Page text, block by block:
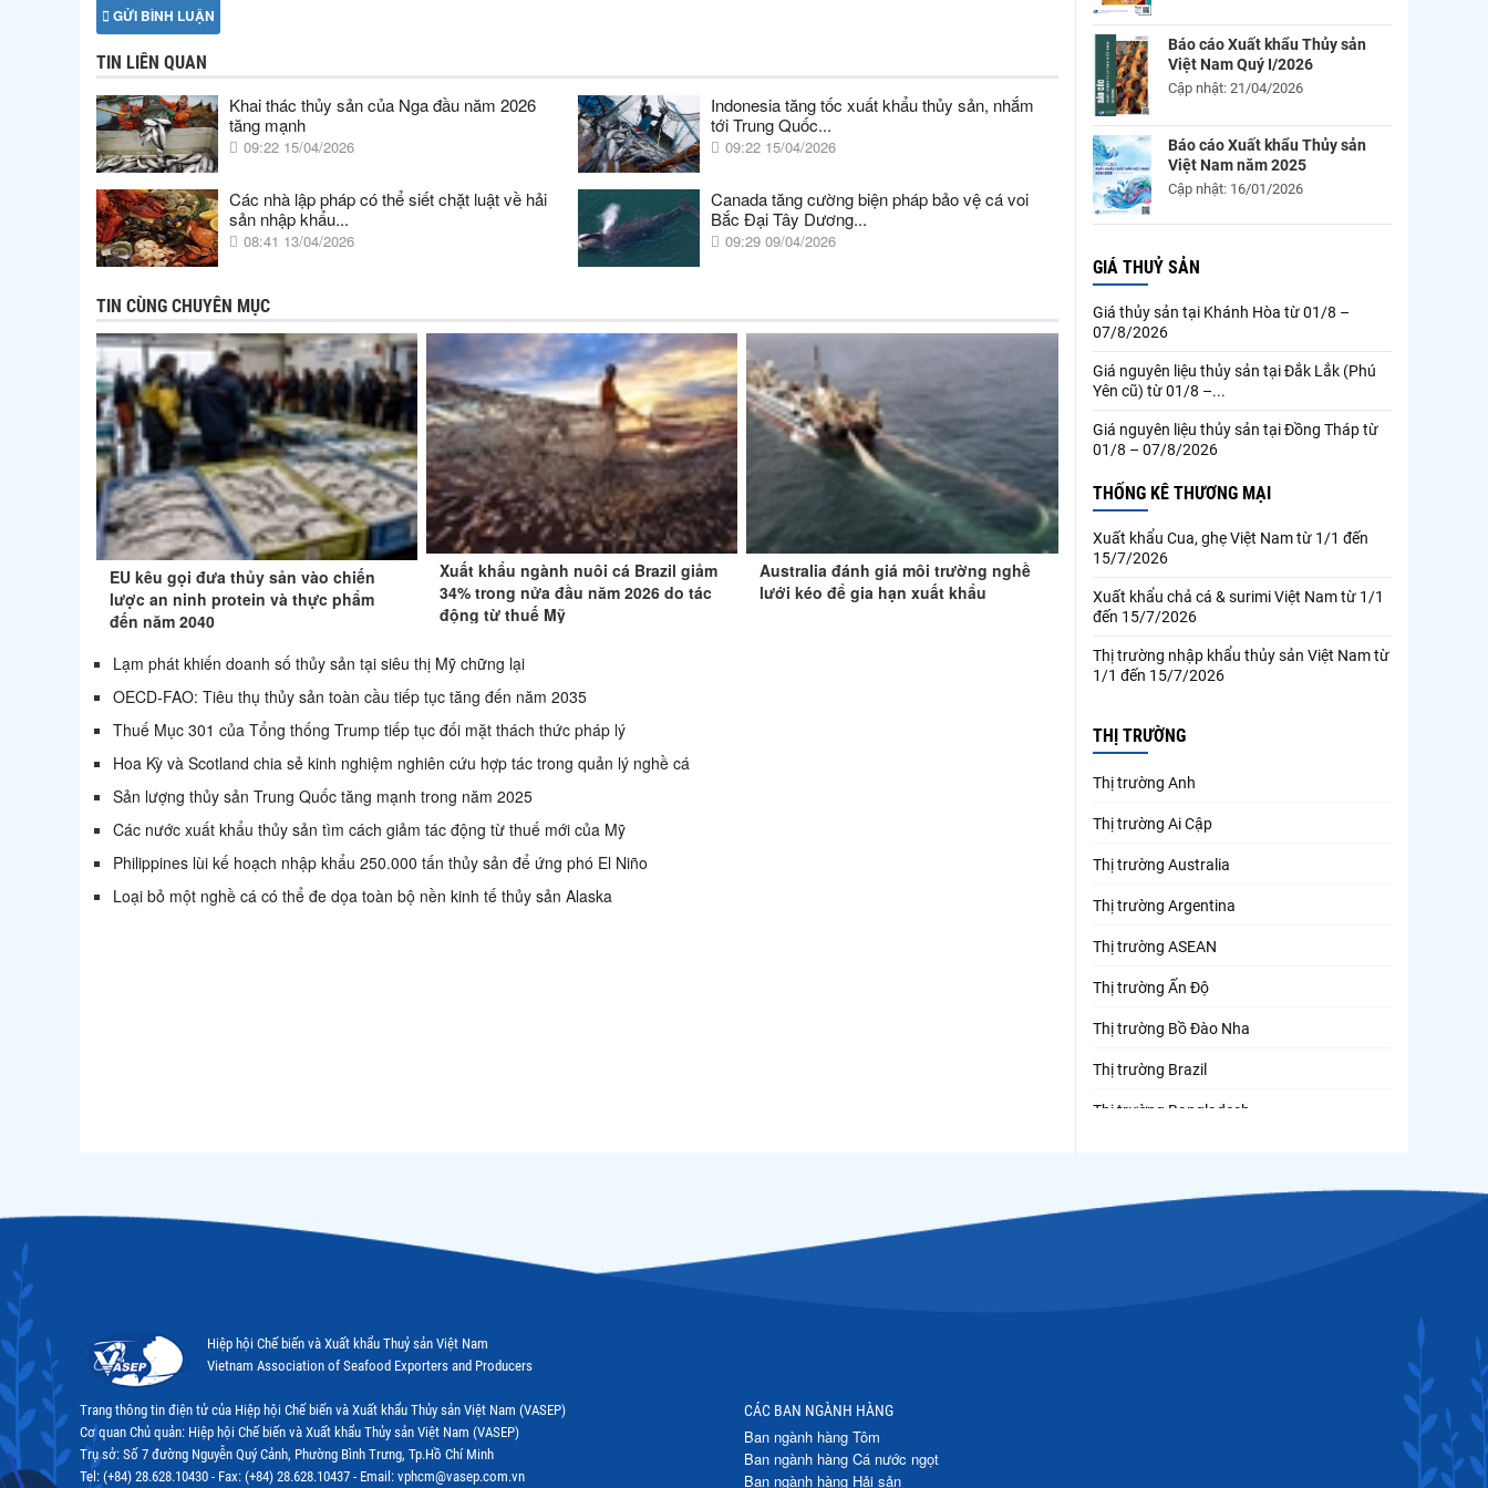
GỬI BÌNH LUẬN
TIN LIÊN QUAN
Khai thác thủy sản của Nga đầu năm 2026
tăng mạnh
09:22 15/04/2026
Indonesia tăng tốc xuất khẩu thủy sản, nhắm
tới Trung Quốc...
09:22 15/04/2026
Các nhà lập pháp có thể siết chặt luật về hải
sản nhập khẩu...
08:41 13/04/2026
Canada tăng cường biện pháp bảo vệ cá voi
Bắc Đại Tây Dương...
09:29 09/04/2026
TIN CÙNG CHUYÊN MỤC
EU kêu gọi đưa thủy sản vào chiến
lược an ninh protein và thực phẩm
đến năm 2040
Xuất khẩu ngành nuôi cá Brazil giảm
34% trong nửa đầu năm 2026 do tác
động từ thuế Mỹ
Australia đánh giá môi trường nghề
lưới kéo để gia hạn xuất khẩu
Lạm phát khiến doanh số thủy sản tại siêu thị Mỹ chững lại
OECD-FAO: Tiêu thụ thủy sản toàn cầu tiếp tục tăng đến năm 2035
Thuế Mục 301 của Tổng thống Trump tiếp tục đối mặt thách thức pháp lý
Hoa Kỳ và Scotland chia sẻ kinh nghiệm nghiên cứu hợp tác trong quản lý nghề cá
Sản lượng thủy sản Trung Quốc tăng mạnh trong năm 2025
Các nước xuất khẩu thủy sản tìm cách giảm tác động từ thuế mới của Mỹ
Philippines lùi kế hoạch nhập khẩu 250.000 tấn thủy sản để ứng phó El Niño
Loại bỏ một nghề cá có thể đe dọa toàn bộ nền kinh tế thủy sản Alaska
Báo cáo Xuất khẩu Thủy sản
Việt Nam Quý I/2026
Cập nhật: 21/04/2026
Báo cáo Xuất khẩu Thủy sản
Việt Nam năm 2025
Cập nhật: 16/01/2026
GIÁ THUỶ SẢN
Giá thủy sản tại Khánh Hòa từ 01/8 –
07/8/2026
Giá nguyên liệu thủy sản tại Đắk Lắk (Phú
Yên cũ) từ 01/8 –...
Giá nguyên liệu thủy sản tại Đồng Tháp từ
01/8 – 07/8/2026
THỐNG KÊ THƯƠNG MẠI
Xuất khẩu Cua, ghẹ Việt Nam từ 1/1 đến
15/7/2026
Xuất khẩu chả cá & surimi Việt Nam từ 1/1
đến 15/7/2026
Thị trường nhập khẩu thủy sản Việt Nam từ
1/1 đến 15/7/2026
THỊ TRƯỜNG
Thị trường Anh
Thị trường Ai Cập
Thị trường Australia
Thị trường Argentina
Thị trường ASEAN
Thị trường Ấn Độ
Thị trường Bồ Đào Nha
Thị trường Brazil
Thị trường Bangladesh
Thị trường Canada
Hiệp hội Chế biến và Xuất khẩu Thuỷ sản Việt Nam
Vietnam Association of Seafood Exporters and Producers
Trang thông tin điện tử của Hiệp hội Chế biến và Xuất khẩu Thủy sản Việt Nam (VASEP)
Cơ quan Chủ quản: Hiệp hội Chế biến và Xuất khẩu Thủy sản Việt Nam (VASEP)
Trụ sở: Số 7 đường Nguyễn Quý Cảnh, Phường Bình Trưng, Tp.Hồ Chí Minh
Tel: (+84) 28.628.10430 - Fax: (+84) 28.628.10437 - Email: vphcm@vasep.com.vn
CÁC BAN NGÀNH HÀNG
Ban ngành hàng Tôm
Ban ngành hàng Cá nước ngọt
Ban ngành hàng Hải sản